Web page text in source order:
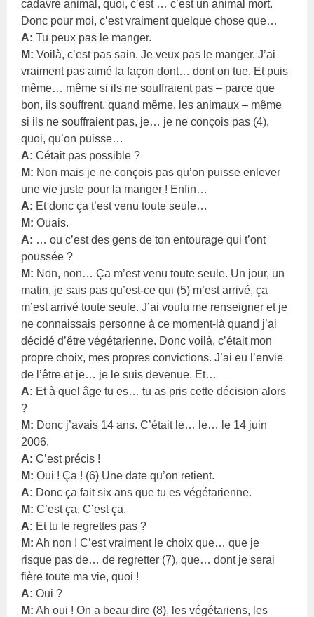
cadavre animal, quoi, c’est … c’est un animal mort.
Donc pour moi, c’est vraiment quelque chose que…
A: Tu peux pas le manger.
M: Voilà, c’est pas sain. Je veux pas le manger. J’ai
vraiment pas aimé la façon dont… dont on tue. Et puis
même… même si ils ne souffraient pas – parce que
bon, ils souffrent, quand même, les animaux – même
si ils ne souffraient pas, je… je ne conçois pas (4),
quoi, qu’on puisse…
A: Cétait pas possible ?
M: Non mais je ne conçois pas qu’on puisse enlever
une vie juste pour la manger ! Enfin…
A: Et donc ça t’est venu toute seule…
M: Ouais.
A: … ou c’est des gens de ton entourage qui t’ont
poussée ?
M: Non, non… Ça m’est venu toute seule. Un jour, un
matin, je sais pas qu’est-ce qui (5) m’est arrivé, ça
m’est arrivé toute seule. J’ai voulu me renseigner et je
ne connaissais personne à ce moment-là quand j’ai
décidé d’être végétarienne. Donc voilà, c’était mon
propre choix, mes propres convictions. J’ai eu l’envie
de l’être et je… je le suis devenue. Et…
A: Et à quel âge tu es… tu as pris cette décision alors
?
M: Donc j’avais 14 ans. C’était le… le… le 14 juin
2006.
A: C’est précis !
M: Oui ! Ça ! (6) Une date qu’on retient.
A: Donc ça fait six ans que tu es végétarienne.
M: C’est ça. C’est ça.
A: Et tu le regrettes pas ?
M: Ah non ! C’est vraiment le choix que… que je
risque pas de… de regretter (7), que… dont je serai
fière toute ma vie, quoi !
A: Oui ?
M: Ah oui ! On a beau dire (8), les végétariens, les